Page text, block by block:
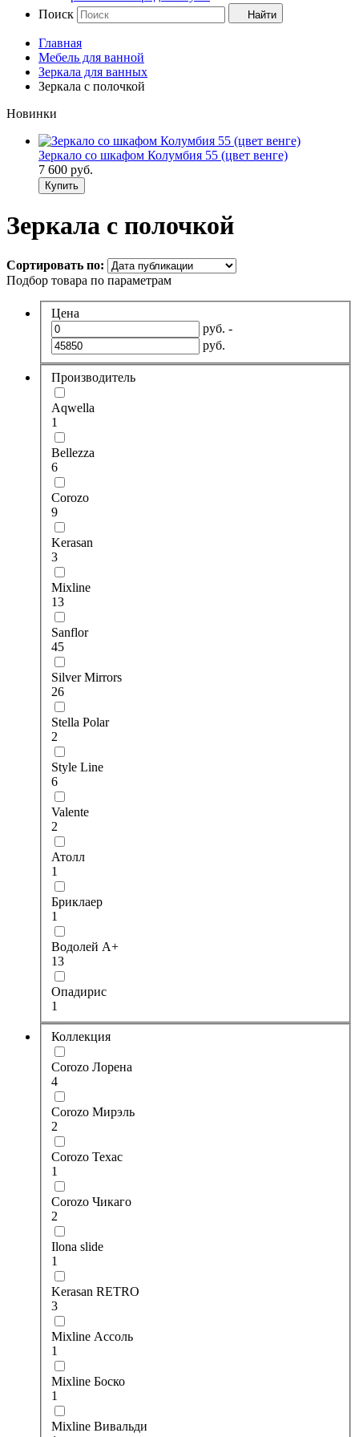
Поиск
Найти
Главная
Мебель для ванной
Зеркала для ванных
Зеркала с полочкой
Новинки
Зеркало со шкафом Колумбия 55 (цвет венге)
7 600 руб.
Купить
Зеркала с полочкой
Сортировать по:
Подбор товара по параметрам
Цена
руб. -
руб.
Производитель
Aqwella
1
Bellezza
6
Corozo
9
Kerasan
3
Mixline
13
Sanflor
45
Silver Mirrors
26
Stella Polar
2
Style Line
6
Valente
2
Атолл
1
Бриклаер
1
Водолей А+
13
Опадирис
1
Коллекция
Corozo Лорена
4
Corozo Мирэль
2
Corozo Техас
1
Corozo Чикаго
2
Ilona slide
1
Kerasan RETRO
3
Mixline Ассоль
1
Mixline Боско
1
Mixline Вивальди